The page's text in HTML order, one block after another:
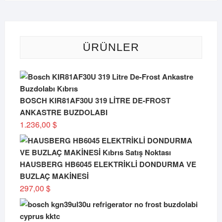
ÜRÜNLER
BOSCH KIR81AF30U 319 LİTRE DE-FROST
ANKASTRE BUZDOLABI
1.236,00 $
HAUSBERG HB6045 ELEKTRİKLİ DONDURMA VE
BUZLAÇ MAKİNESİ
297,00 $